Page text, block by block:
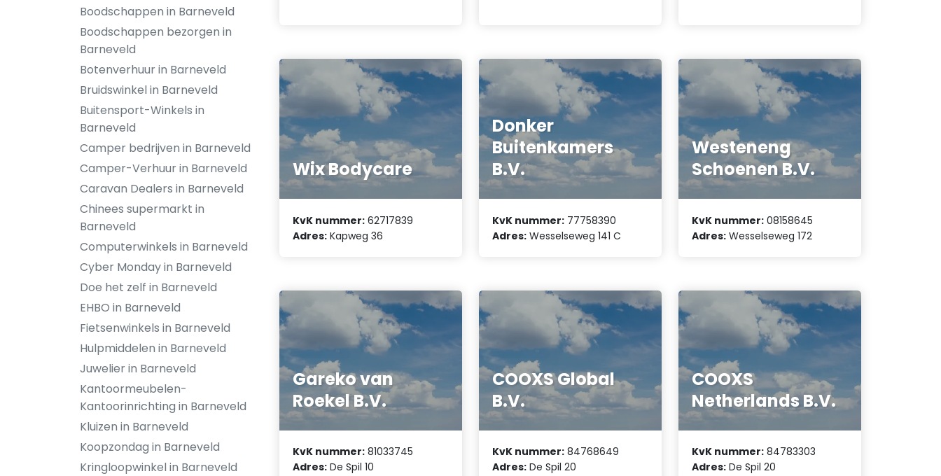
Boodschappen in Barneveld
Boodschappen bezorgen in
Barneveld
Botenverhuur in Barneveld
Bruidswinkel in Barneveld
Buitensport-Winkels in
Barneveld
Camper bedrijven in Barneveld
Camper-Verhuur in Barneveld
Caravan Dealers in Barneveld
Chinees supermarkt in
Barneveld
Computerwinkels in Barneveld
Cyber Monday in Barneveld
Doe het zelf in Barneveld
EHBO in Barneveld
Fietsenwinkels in Barneveld
Hulpmiddelen in Barneveld
Juwelier in Barneveld
Kantoormeubelen-
Kantoorinrichting in Barneveld
Kluizen in Barneveld
Koopzondag in Barneveld
Kringloopwinkel in Barneveld
Wix Bodycare
KvK nummer: 62717839
Adres: Kapweg 36
Donker
Buitenkamers
B.V.
KvK nummer: 77758390
Adres: Wesselseweg 141 C
Westeneng
Schoenen B.V.
KvK nummer: 08158645
Adres: Wesselseweg 172
Gareko van
Roekel B.V.
KvK nummer: 81033745
Adres: De Spil 10
COOXS Global
B.V.
KvK nummer: 84768649
Adres: De Spil 20
COOXS
Netherlands B.V.
KvK nummer: 84783303
Adres: De Spil 20